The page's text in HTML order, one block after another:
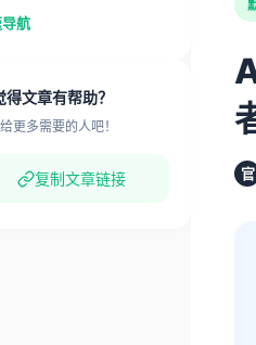
航
得文章有帮助？
更多需要的人吧！
复制文章链接 官